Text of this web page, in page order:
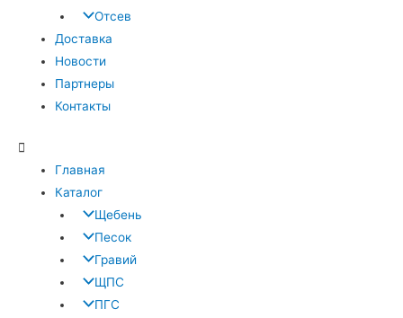
Отсев
Доставка
Новости
Партнеры
Контакты
Главная
Каталог
Щебень
Песок
Гравий
ЩПС
ПГС